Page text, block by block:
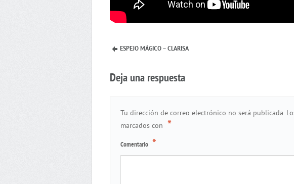
ESPEJO MÁGICO – CLARISA
Deja una respuesta
Tu dirección de correo electrónico no será publicada.
marcados con *
Comentario *